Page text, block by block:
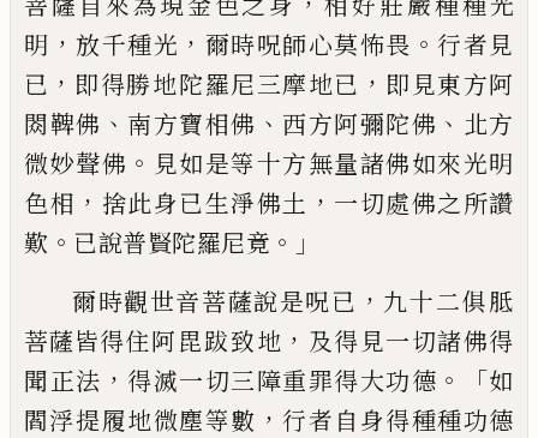
明 ， 放千種光 ， 爾時呪師心莫怖畏 。 行者見
已 ， 即得勝地陀羅尼三摩地已 ， 即見東方阿
閦鞞佛 、 南方寶相佛 、 西方阿彌陀佛 、 北方
微妙聲佛 。 見如是等十方無量諸佛如來光明
色相 ， 捨此身已生淨佛土 ， 一切處佛之所讚
歎 。 已說普賢陀羅尼竟 。」
爾時觀世音菩薩說是呪已 ， 九十二俱胝
菩薩皆得住阿 毘跋致地 ， 及得見一切諸佛得
聞正法 ， 得滅一切三障重罪得大功德 。「如
閻浮提履地微塵等數 ， 行者自身得種種功德